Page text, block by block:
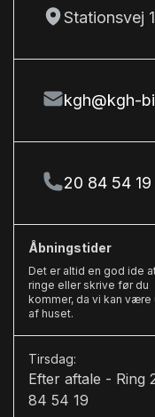
Stationsvej
kgh@kgh-
20 84 54 19
Åbningstider
Det er altid en god ide
ringe eller skrive før du
kommer, da vi kan være
af huset.
Tirsdag:
Efter aftale - Ring
84 54 19